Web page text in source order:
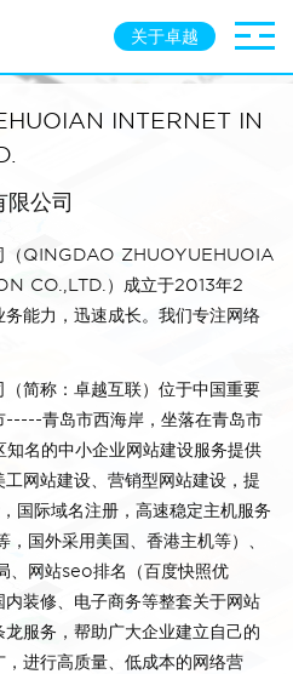
关于卓越
INTERNET IN
公司
（QINGDAO ZHUOYUEHUOIA
CO.,LTD.）成立于2013年2
能力，迅速成长。我们专注网络
简称：卓越互联）位于中国重要
-----青岛市西海岸，坐落在青岛市
名的中小企业网站建设服务提供
网站建设、营销型网站建设，提
国际域名注册，高速稳定主机服务
，国外采用美国、香港主机等）、
、网站seo排名（百度快照优
装修、电子商务等整套关于网站
服务，帮助广大企业建立自己的
进行高质量、低成本的网络营